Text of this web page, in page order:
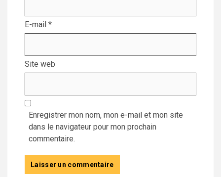
E-mail *
Site web
Enregistrer mon nom, mon e-mail et mon site
dans le navigateur pour mon prochain
commentaire.